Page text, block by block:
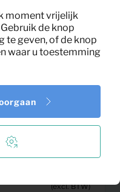
(excl. BTW)
moment vrijelijk
de knop
te geven, of de knop
waar u toestemming